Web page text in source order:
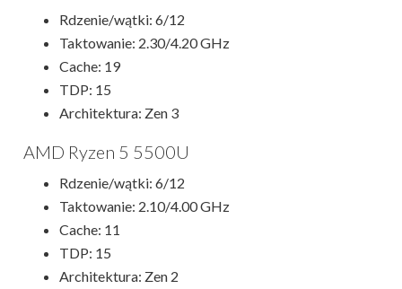
Rdzenie/wątki: 6/12
Taktowanie: 2.30/4.20 GHz
Cache: 19
TDP: 15
Architektura: Zen 3
AMD Ryzen 5 5500U
Rdzenie/wątki: 6/12
Taktowanie: 2.10/4.00 GHz
Cache: 11
TDP: 15
Architektura: Zen 2